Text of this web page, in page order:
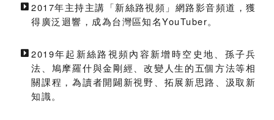
2017年主持主講「新絲路視頻」網路影音頻道，獲
得廣泛迴響，成為台灣區知名YouTuber。
2019年起新絲路視頻內容新增時空史地、孫子兵
法、鳩摩羅什與金剛經、改變人生的五個方法等相
關課程，為讀者開闢新視野、拓展新思路、汲取新
知識。